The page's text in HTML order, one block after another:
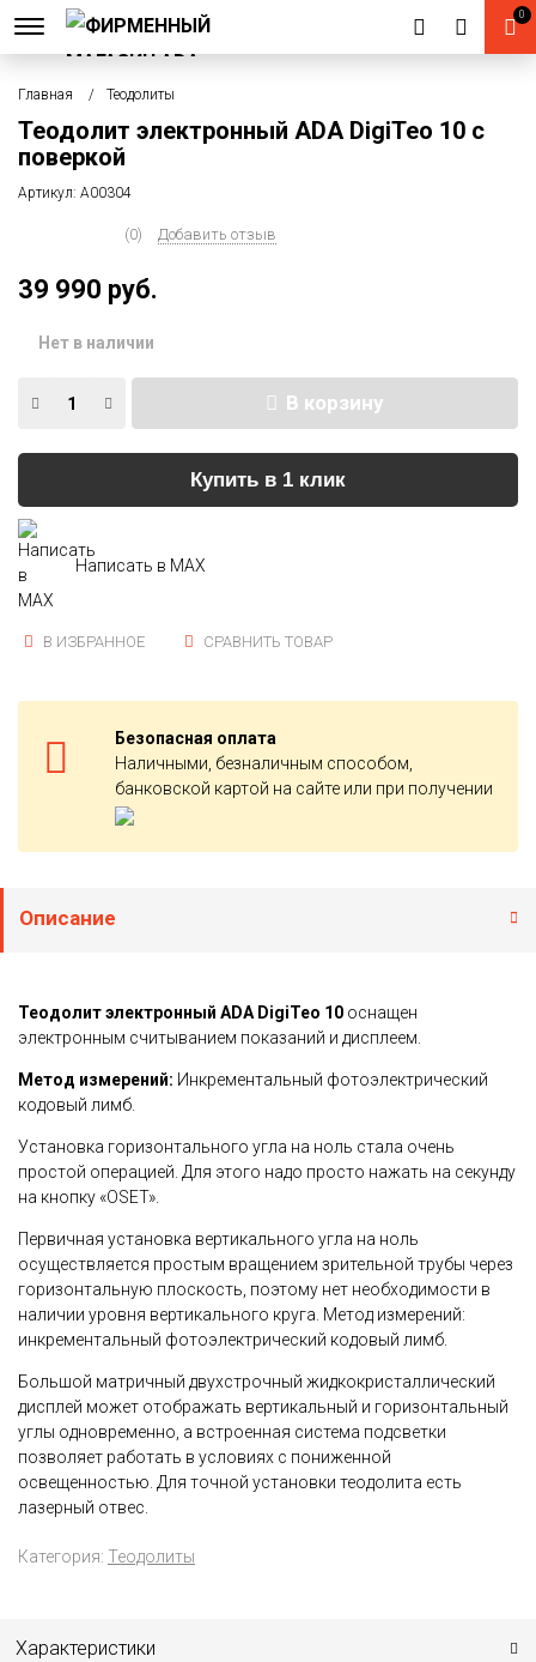
0
Главная Теодолиты
Теодолит электронный ADA DigiTeo 10 с
поверкой
Артикул: А00304
(0) Добавить отзыв
39 990 руб.
Нет в наличии
В корзину
Купить в 1 клик
Написать в MAX
В ИЗБРАННОЕ СРАВНИТЬ ТОВАР
Безопасная оплата
Наличными, безналичным способом,
банковской картой на сайте или при получении
Описание
Теодолит электронный ADA DigiTeo 10 оснащен
электронным считыванием показаний и дисплеем.
Метод измерений: Инкрементальный фотоэлектрический
кодовый лимб.
Установка горизонтального угла на ноль стала очень
простой операцией. Для этого надо просто нажать на секунду
на кнопку «OSET».
Первичная установка вертикального угла на ноль
осуществляется простым вращением зрительной трубы через
горизонтальную плоскость, поэтому нет необходимости в
наличии уровня вертикального круга. Метод измерений:
инкрементальный фотоэлектрический кодовый лимб.
Большой матричный двухстрочный жидкокристаллический
дисплей может отображать вертикальный и горизонтальный
углы одновременно, а встроенная система подсветки
позволяет работать в условиях с пониженной
освещенностью. Для точной установки теодолита есть
лазерный отвес.
Категория: Теодолиты
Характеристики